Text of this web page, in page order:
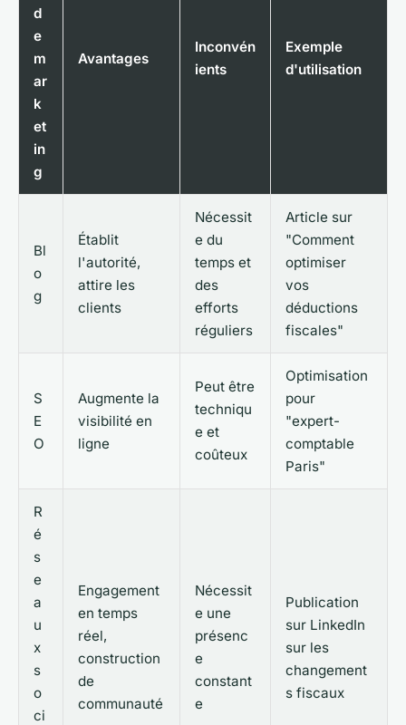
d
e
m
ar
k
et
in
g
Avantages
Inconvén
ients
Exemple
d'utilisation
Bl
o
g
Établit
l'autorité,
attire les
clients
Nécessit
e du
temps et
des
efforts
réguliers
Article sur
"Comment
optimiser
vos
déductions
fiscales"
S
E
O
Augmente la
visibilité en
ligne
Peut être
techniqu
e et
coûteux
Optimisation
pour
"expert-
comptable
Paris"
R
é
s
e
a
u
x
s
o
ci
Engagement
en temps
réel,
construction
de
communauté
Nécessit
e une
présenc
e
constant
e
Publication
sur LinkedIn
sur les
changement
s fiscaux